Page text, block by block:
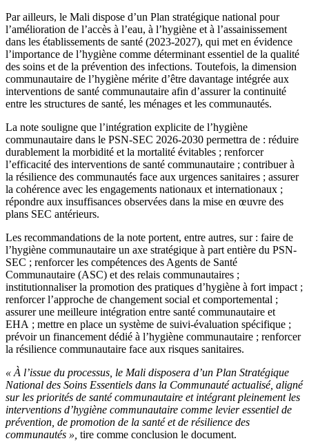
Par ailleurs, le Mali dispose d’un Plan stratégique national pour
l’amélioration de l’accès à l’eau, à l’hygiène et à l’assainissement
dans les établissements de santé (2023-2027), qui met en évidence
l’importance de l’hygiène comme déterminant essentiel de la qualité
des soins et de la prévention des infections. Toutefois, la dimension
communautaire de l’hygiène mérite d’être davantage intégrée aux
interventions de santé communautaire afin d’assurer la continuité
entre les structures de santé, les ménages et les communautés.
La note souligne que l’intégration explicite de l’hygiène
communautaire dans le PSN-SEC 2026-2030 permettra de : réduire
durablement la morbidité et la mortalité évitables ; renforcer
l’efficacité des interventions de santé communautaire ; contribuer à
la résilience des communautés face aux urgences sanitaires ; assurer
la cohérence avec les engagements nationaux et internationaux ;
répondre aux insuffisances observées dans la mise en œuvre des
plans SEC antérieurs.
Les recommandations de la note portent, entre autres, sur : faire de
l’hygiène communautaire un axe stratégique à part entière du PSN-
SEC ; renforcer les compétences des Agents de Santé
Communautaire (ASC) et des relais communautaires ;
institutionnaliser la promotion des pratiques d’hygiène à fort impact ;
renforcer l’approche de changement social et comportemental ;
assurer une meilleure intégration entre santé communautaire et
EHA ; mettre en place un système de suivi-évaluation spécifique ;
prévoir un financement dédié à l’hygiène communautaire ; renforcer
la résilience communautaire face aux risques sanitaires.
« À l’issue du processus, le Mali disposera d’un Plan Stratégique
National des Soins Essentiels dans la Communauté actualisé, aligné
sur les priorités de santé communautaire et intégrant pleinement les
interventions d’hygiène communautaire comme levier essentiel de
prévention, de promotion de la santé et de résilience des
communautés », tire comme conclusion le document.